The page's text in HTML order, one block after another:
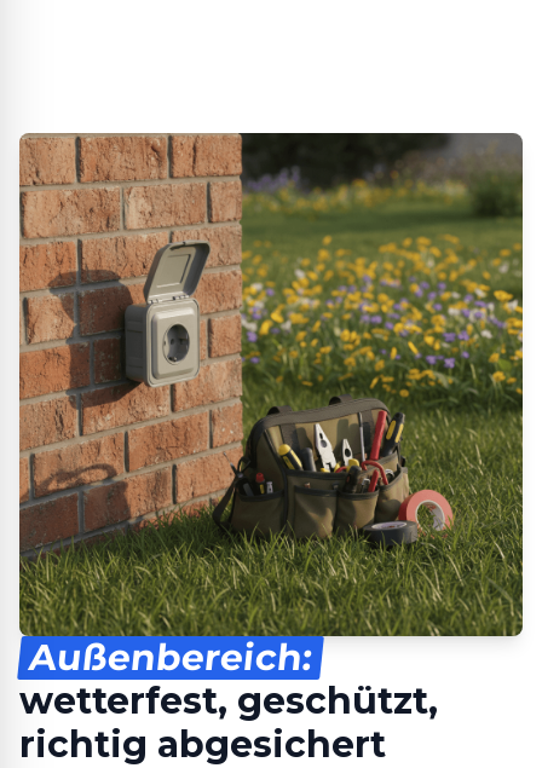
Außenbereich:
wetterfest, geschützt,
richtig abgesichert